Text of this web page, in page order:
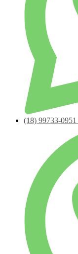
(18) 99733-0951